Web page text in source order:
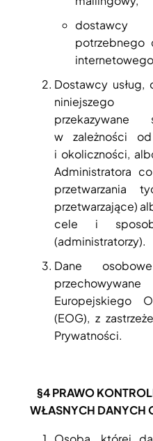
dostawcy
potrzebnego
Dostawcy
niniejszego
w zależności
i okoliczności,
Administratora
przetwarzania
przetwarzające)
cele i
(administratorzy).
Dane
Europejskiego
(EOG), z
Prywatności.
§4PRAWO
WŁASNYCH DANYCH